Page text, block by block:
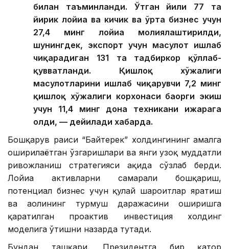
билан таъминланди. Ўтган йили 77 та
йирик лойиҳа ва кичик ва ўрта бизнес учун
27,4 минг лойиҳа молиялаштирилди,
шунингдек, экспорт учун маҳсулот ишлаб
чиқарадиган 131 та тадбиркор қўллаб-
қувватланди. Қишлоқ хўжалиги
маҳсулотларини ишлаб чиқарувчи 7,2 минг
қишлоқ хўжалиги корхонаси баҳорги экиш
учун 11,4 минг дона техникани ижарага
олди, — дейилади хабарда.
Бошқарув раиси “Байтерек” холдингининг амалга
оширилаётган ўзгаришлари ва янги узоқ муддатли
ривожланиш стратегияси ҳақида сўзлаб берди.
Лойиҳа активларни самарали бошқариш,
потенциал бизнес учун қулай шароитлар яратиш
ва аҳолининг турмуш даражасини оширишга
қаратилган проактив инвестиция холдинг
моделига ўтишни назарда тутади.